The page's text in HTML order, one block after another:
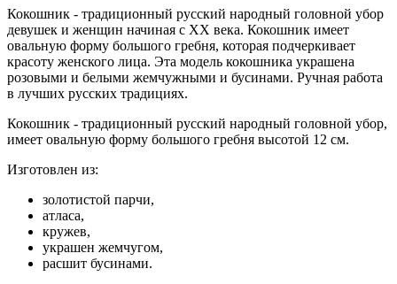
Кокошник - традиционный русский народный головной убор
девушек и женщин начиная с XX века. Кокошник имеет
овальную форму большого гребня, которая подчеркивает
красоту женского лица. Эта модель кокошника украшена
розовыми и белыми жемчужными и бусинами. Ручная работа
в лучших русских традициях.
Кокошник - традиционный русский народный головной убор,
имеет овальную форму большого гребня высотой 12 см.
Изготовлен из:
золотистой парчи,
атласа,
кружев,
украшен жемчугом,
расшит бусинами.